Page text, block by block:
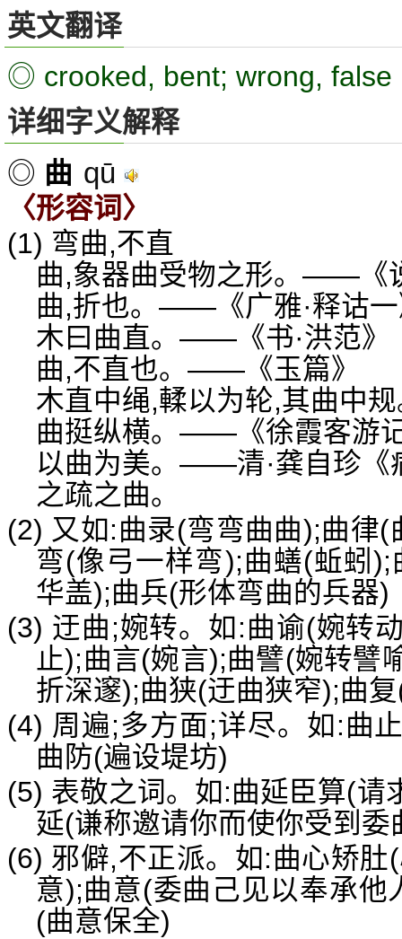
英文翻译
◎ crooked, bent; wrong, false
详细字义解释
◎ 曲 qū
〈形容词〉
(1) 弯曲,不直
曲,象器曲受物之形。——《
曲,折也。——《广雅·释诂
木曰曲直。——《书·洪范》
曲,不直也。——《玉篇》
木直中绳,輮以为轮,其曲中
曲挺纵横。——《徐霞客游
以曲为美。——清·龚自珍《
之疏之曲。
(2) 又如:曲录(弯弯曲曲);曲律
弯(像弓一样弯);曲蟮(蚯蚓
华盖);曲兵(形体弯曲的兵器)
(3) 迂曲;婉转。如:曲谕(婉转
止);曲言(婉言);曲譬(婉转譬
折深邃);曲狭(迂曲狭窄);曲
(4) 周遍;多方面;详尽。如:曲
曲防(遍设堤坊)
(5) 表敬之词。如:曲延臣算(请
延(谦称邀请你而使你受到委
(6) 邪僻,不正派。如:曲心矫
意);曲意(委曲己见以奉承
(曲意保全)